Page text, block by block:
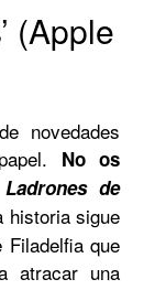
(Apple
novedades
No os
Ladrones de
historia sigue
que
atracar una